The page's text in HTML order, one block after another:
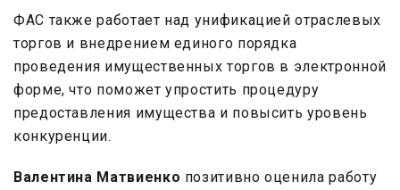
ФАС также работает над унификацией отраслевых
торгов и внедрением единого порядка
проведения имущественных торгов в электронной
форме, что поможет упростить процедуру
предоставления имущества и повысить уровень
конкуренции.
Валентина Матвиенко позитивно оценила работу